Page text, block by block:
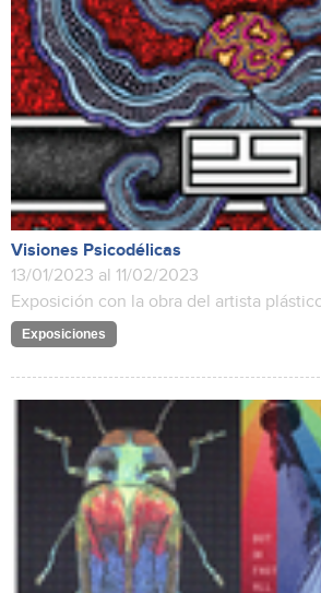
Visiones Psicodélicas
13/01/2023 al 11/02/2023
Exposición con la obra del artista
Exposiciones